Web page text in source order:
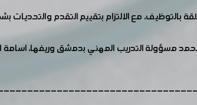
بالتوظيف، مع الالتزام بتقييم التقدم
مسؤولة التدريب المهني بدمشق وريفها، اسامة